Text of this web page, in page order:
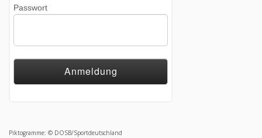
Passwort
Piktogramme: © DOSB/Sportdeutschland